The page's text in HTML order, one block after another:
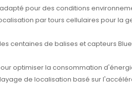
pour des conditions
par tours cellulaires pour la
centaines de balises et capteurs
optimiser la consommation
de localisation basé sur